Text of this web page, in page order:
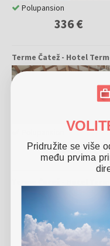
336 €
Polupansion
Terme Čatež - Hotel
380 €
Pridružite se više
među prvima